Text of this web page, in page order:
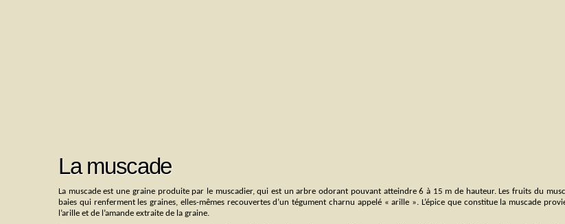
La muscade
La muscade est une graine produite par le muscadier, qui est un arbre odorant pouvant atteindre 6 à 15 m de hauteur. Les fruits du
baies qui renferment les graines, elles-mêmes recouvertes d’un tégument charnu appelé « arille ». L’épice que constitue la muscade
l’arille et de l’amande extraite de la graine.